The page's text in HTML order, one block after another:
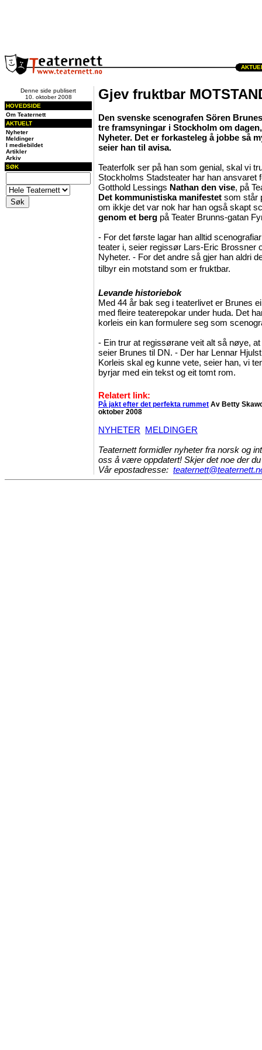
Denne side publisert
10. oktober 2008
HOVEDSIDE
Om Teaternett
AKTUELT
Nyheter
Meldinger
I mediebildet
Artikler
Arkiv
SØK
Gjev fruktbar
Den svenske scenografen Sören
tre framsyningar i Stockholm om
Nyheter. Det er forkasteleg å jobbe så
seier han til avisa.
Teaterfolk ser på han som genial, skal vi
Stockholms Stadsteater har han ansvaret
Gotthold Lessings Nathan den vise, på
Det kommunistiska manifestet som står
om ikkje det var nok har han også skapt
genom et berg på Teater Brunns-gatan
- For det første lagar han alltid
teater i, seier regissør Lars-Eric Brossner
Nyheter. - For det andre så gjer han aldri
tilbyr ein motstand som er fruktbar.
Levande historiebok
Med 44 år bak seg i teaterlivet er Brunes
med fleire teaterepokar under huda. Det
korleis ein kan formulere seg som
- Ein trur at regissørane veit alt så nøye,
seier Brunes til DN. - Der har Lennar
Korleis skal eg kunne vete, seier han, vi
byrjar med ein tekst og eit tomt rom.
Relatert link:
På jakt efter det perfekta rummet Av Betty
oktober 2008
NYHETER MELDINGER
Teaternett formidler nyheter fra norsk og
oss å være oppdatert! Skjer det noe der
Vår epostadresse: